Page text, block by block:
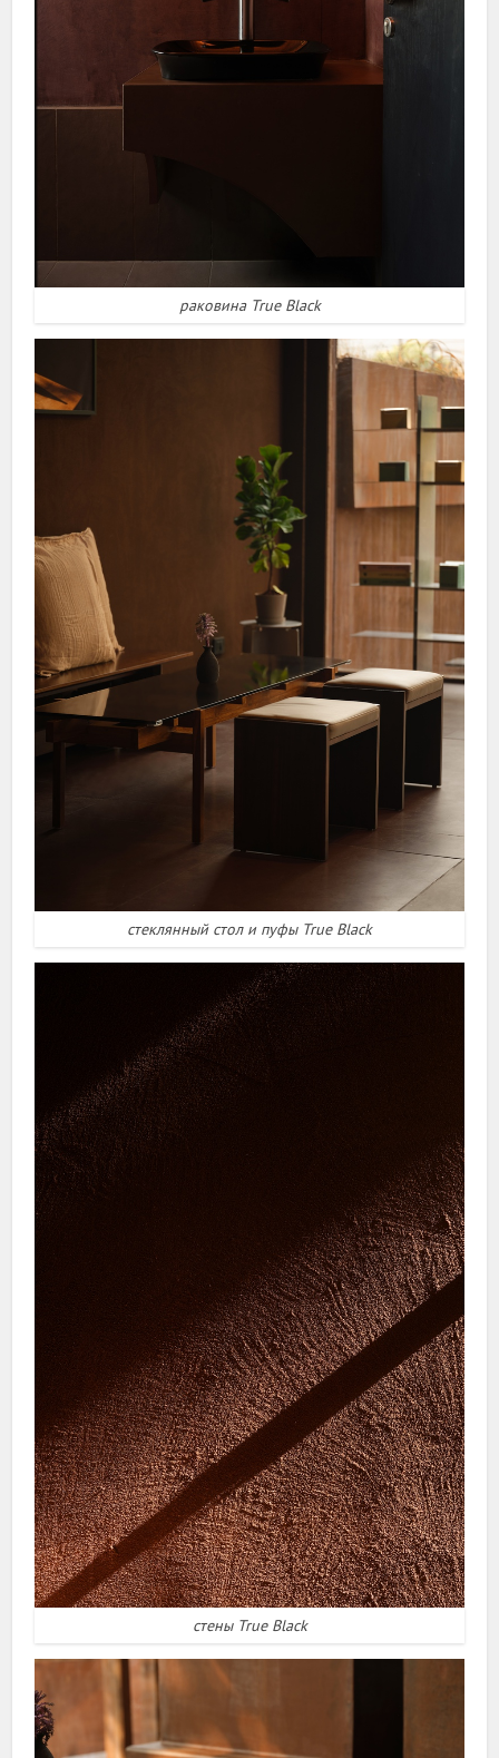
раковина True Black
стеклянный стол и пуфы True Black
стены True Black